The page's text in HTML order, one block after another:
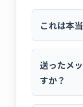
これは本
はい、完全に
部サービスを
スなど、あな
りません。安
送ったメ
すか？